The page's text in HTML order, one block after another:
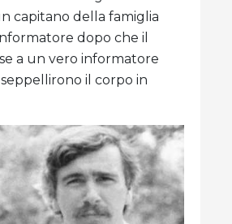
capitano della famiglia
dopo che il
a un vero informatore
il corpo in